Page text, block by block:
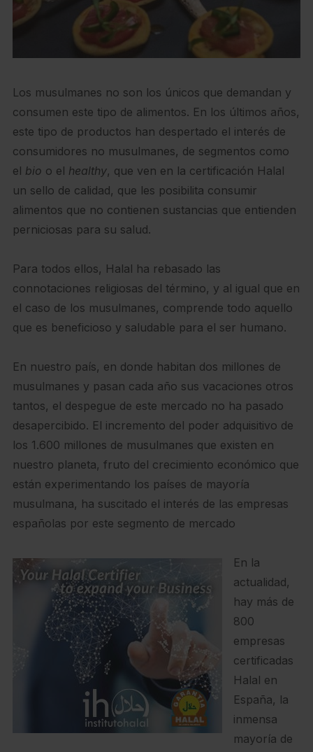
Los musulmanes no son los únicos que demandan y
consumen este tipo de alimentos. En los últimos años,
este tipo de productos han despertado el interés de
consumidores no musulmanes, de segmentos como
el bio o el healthy, que ven en la certificación Halal
un sello de calidad, que les posibilita consumir
alimentos que no contienen sustancias que entienden
perniciosas para su salud.
Para todos ellos, Halal ha rebasado las
connotaciones religiosas del término, y al igual que en
el caso de los musulmanes, comprende todo aquello
que es beneficioso y saludable para el ser humano.
En nuestro país, en donde habitan dos millones de
musulmanes y pasan cada año sus vacaciones otros
tantos, el despegue de este mercado no ha pasado
desapercibido. El incremento del poder adquisitivo de
los 1.600 millones de musulmanes que existen en
nuestro planeta, fruto del crecimiento económico que
están experimentando los países de mayoría
musulmana, ha suscitado el interés de las empresas
españolas por este segmento de mercado
En la
actualidad,
hay más de
800
empresas
certificadas
Halal en
España, la
inmensa
mayoría de